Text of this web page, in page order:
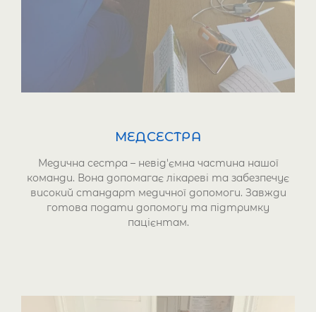
МЕДСЕСТРА
Медична сестра – невід'ємна частина нашої
команди. Вона допомагає лікареві та забезпечує
високий стандарт медичної допомоги. Завжди
готова подати допомогу та підтримку
пацієнтам.